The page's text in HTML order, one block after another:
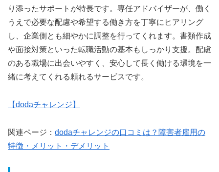
り添ったサポートが特長です。専任アドバイザーが、働く
うえで必要な配慮や希望する働き方を丁寧にヒアリング
し、企業側とも細やかに調整を行ってくれます。書類作成
や面接対策といった転職活動の基本もしっかり支援。配慮
のある職場に出会いやすく、安心して長く働ける環境を一
緒に考えてくれる頼れるサービスです。
【dodaチャレンジ】
関連ページ： dodaチャレンジの口コミは？障害者雇用の
特徴・メリット・デメリット